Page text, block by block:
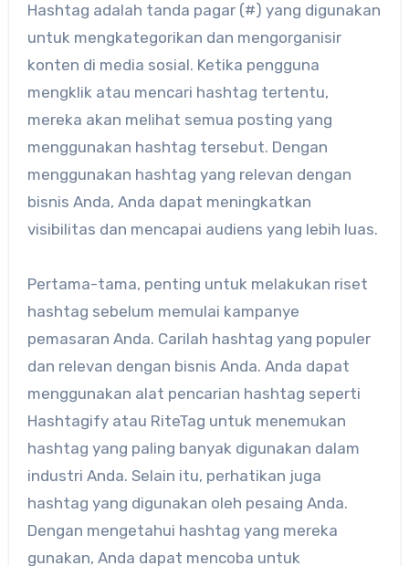
Hashtag adalah tanda pagar (#) yang digunakan
untuk mengkategorikan dan mengorganisir
konten di media sosial. Ketika pengguna
mengklik atau mencari hashtag tertentu,
mereka akan melihat semua posting yang
menggunakan hashtag tersebut. Dengan
menggunakan hashtag yang relevan dengan
bisnis Anda, Anda dapat meningkatkan
visibilitas dan mencapai audiens yang lebih luas.
Pertama-tama, penting untuk melakukan riset
hashtag sebelum memulai kampanye
pemasaran Anda. Carilah hashtag yang populer
dan relevan dengan bisnis Anda. Anda dapat
menggunakan alat pencarian hashtag seperti
Hashtagify atau RiteTag untuk menemukan
hashtag yang paling banyak digunakan dalam
industri Anda. Selain itu, perhatikan juga
hashtag yang digunakan oleh pesaing Anda.
Dengan mengetahui hashtag yang mereka
gunakan, Anda dapat mencoba untuk